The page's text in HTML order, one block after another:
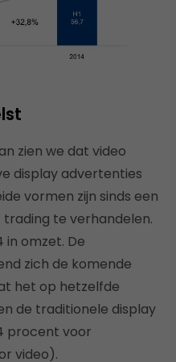
zien we dat video
display advertenties
vormen zijn sinds een
te verhandelen.
in omzet. De
zich de komende
het op hetzelfde
de traditionele display
procent voor
video).